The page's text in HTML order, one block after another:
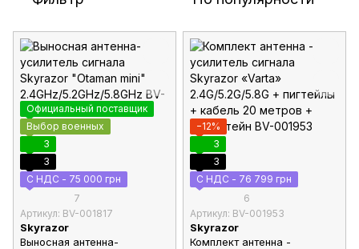
Официальный поставщик
Выбор военных
3
3
С НДС - 75 000 грн
7
Артикул: BV-001817
Skyrazor
Выносная антенна-
−12%
3
3
С НДС - 76 799 грн
6
Артикул: BV-001953
Skyrazor
Комплект антенна -